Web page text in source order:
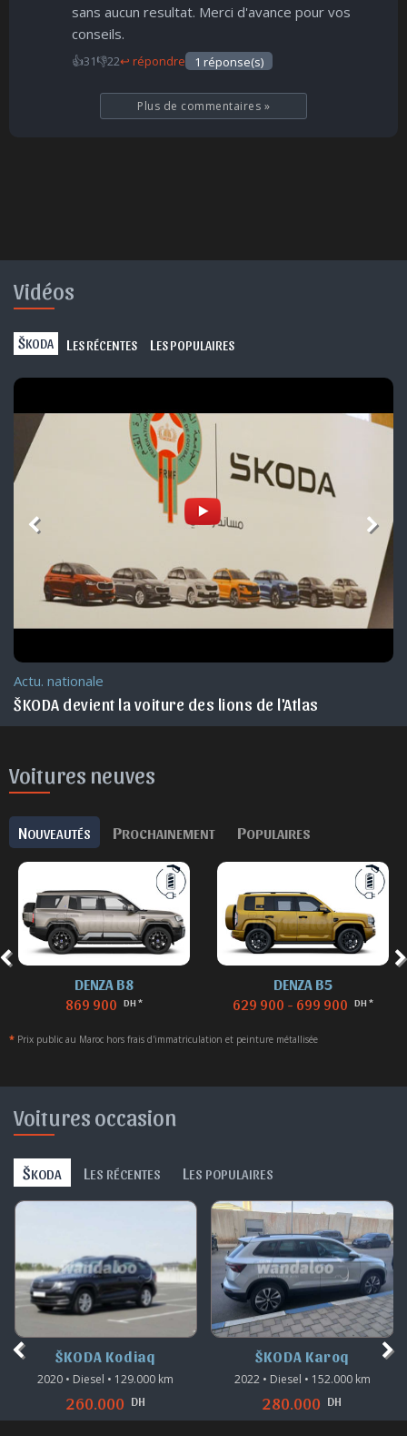
sans aucun resultat. Merci d'avance pour vos
conseils.
👍31👎22↩ répondre 1 réponse(s)
Plus de commentaires »
Vidéos
ŠKODA L ES RÉCENTES L ES POPULAIRES
Actu. nationale
ŠKODA devient la voiture des lions de l'Atlas
Voitures neuves
NOUVEAUTÉS PROCHAINEMENT POPULAIRES
DENZA B8
869 900 DH *
DENZA B5
629 900 - 699 900 DH *
* Prix public au Maroc hors frais d'immatriculation et peinture métallisée
Voitures occasion
ŠKODA L ES RÉCENTES L ES POPULAIRES
ŠKODA Kodiaq
2020 • Diesel • 129.000 km
260.000 DH
ŠKODA Karoq
2022 • Diesel • 152.000 km
280.000 DH